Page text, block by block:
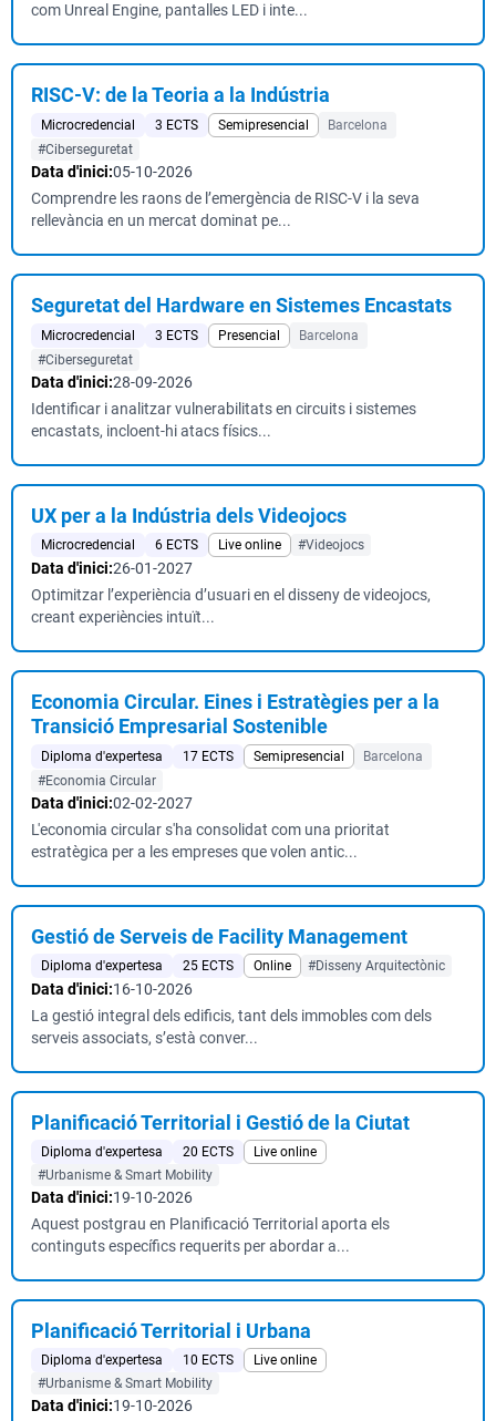
com Unreal Engine, pantalles LED i inte...
RISC-V: de la Teoria a la Indústria
Microcredencial 3 ECTS Semipresencial
Barcelona
#Ciberseguretat
Data d'inici:05-10-2026
Comprendre les raons de l’emergència de RISC-V i la seva
rellevància en un mercat dominat pe...
Seguretat del Hardware en Sistemes Encastats
Microcredencial 3 ECTS Presencial
Barcelona
#Ciberseguretat
Data d'inici:28-09-2026
Identificar i analitzar vulnerabilitats en circuits i sistemes
encastats, incloent-hi atacs físics...
UX per a la Indústria dels Videojocs
Microcredencial 6 ECTS Live online #Videojocs
Data d'inici:26-01-2027
Optimitzar l’experiència d’usuari en el disseny de videojocs,
creant experiències intuït...
Economia Circular. Eines i Estratègies per a la
Transició Empresarial Sostenible
Diploma d'expertesa 17 ECTS Semipresencial
Barcelona
#Economia Circular
Data d'inici:02-02-2027
L'economia circular s'ha consolidat com una prioritat
estratègica per a les empreses que volen antic...
Gestió de Serveis de Facility Management
Diploma d'expertesa 25 ECTS Online #Disseny Arquitectònic
Data d'inici:16-10-2026
La gestió integral dels edificis, tant dels immobles com dels
serveis associats, s’està conver...
Planificació Territorial i Gestió de la Ciutat
Diploma d'expertesa 20 ECTS
Live online
#Urbanisme & Smart Mobility
Data d'inici:19-10-2026
Aquest postgrau en Planificació Territorial aporta els
continguts específics requerits per abordar a...
Planificació Territorial i Urbana
Diploma d'expertesa 10 ECTS
Live online
#Urbanisme & Smart Mobility
Data d'inici:19-10-2026